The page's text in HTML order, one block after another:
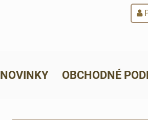
NOVINKY OBCHODNÉ